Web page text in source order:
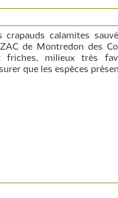
crapauds calamites
de Montredon des
milieux très
que les espèces